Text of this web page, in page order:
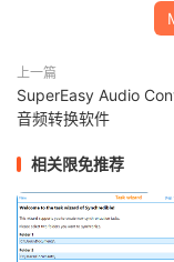
上一篇
SuperEasy Audio
音频转换软件
相关限免推荐